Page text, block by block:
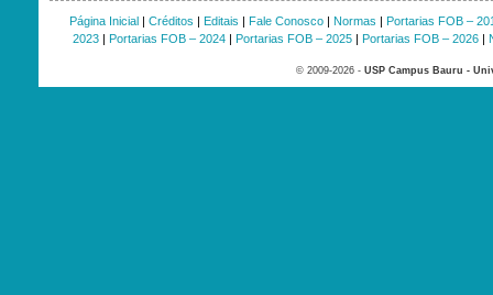
Página Inicial| Créditos | Editais | Fale Conosco| Normas | Portarias FOB –
2023| Portarias FOB – 2024| Portarias FOB – 2025| Portarias FOB – 2026|
© 2009-2026 - USP Campus Bauru -